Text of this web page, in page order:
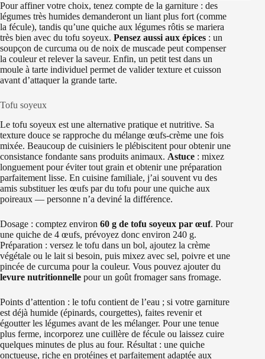
Pour affiner votre choix, tenez compte de la garniture : des
légumes très humides demanderont un liant plus fort (comme
la fécule), tandis qu’une quiche aux légumes rôtis se mariera
très bien avec du tofu soyeux. Pensez aussi aux épices : un
soupçon de curcuma ou de noix de muscade peut compenser
la couleur et relever la saveur. Enfin, un petit test dans un
moule à tarte individuel permet de valider texture et cuisson
avant d’attaquer la grande tarte.
Tofu soyeux
Le tofu soyeux est une alternative pratique et nutritive. Sa
texture douce se rapproche du mélange œufs-crème une fois
mixée. Beaucoup de cuisiniers le plébiscitent pour obtenir une
consistance fondante sans produits animaux. Astuce : mixez
longuement pour éviter tout grain et obtenir une préparation
parfaitement lisse. En cuisine familiale, j’ai souvent vu des
amis substituer les œufs par du tofu pour une quiche aux
poireaux — personne n’a deviné la différence.
Dosage : comptez environ 60 g de tofu soyeux par œuf. Pour
une quiche de 4 œufs, prévoyez donc environ 240 g.
Préparation : versez le tofu dans un bol, ajoutez la crème
végétale ou le lait si besoin, puis mixez avec sel, poivre et une
pincée de curcuma pour la couleur. Vous pouvez ajouter du
levure nutritionnelle pour un goût fromager sans fromage.
Points d’attention : le tofu contient de l’eau ; si votre garniture
est déjà humide (épinards, courgettes), faites revenir et
égoutter les légumes avant de les mélanger. Pour une tenue
plus ferme, incorporez une cuillère de fécule ou laissez cuire
quelques minutes de plus au four. Résultat : une quiche
onctueuse, riche en protéines et parfaitement adaptée aux